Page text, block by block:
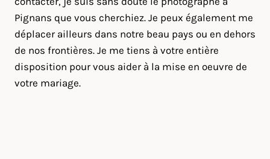
Pignans que vous cherchiez. Je peux également me
déplacer ailleurs dans notre beau pays ou en dehors
de nos frontières. Je me tiens à votre entière
disposition pour vous aider à la mise en oeuvre de
votre mariage.